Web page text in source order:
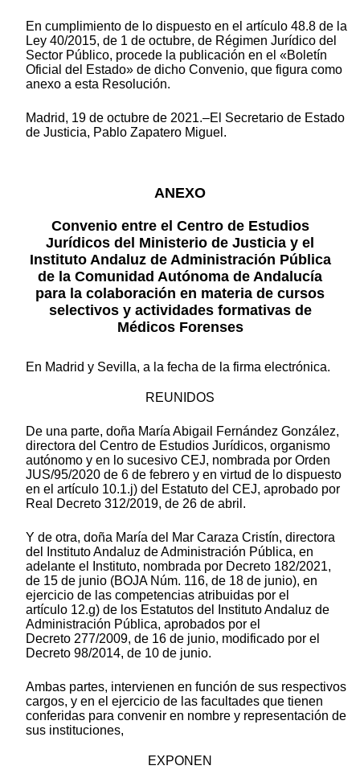
En cumplimiento de lo dispuesto en el artículo 48.8 de la
Ley 40/2015, de 1 de octubre, de Régimen Jurídico del
Sector Público, procede la publicación en el «Boletín
Oficial del Estado» de dicho Convenio, que figura como
anexo a esta Resolución.
Madrid, 19 de octubre de 2021.–El Secretario de Estado
de Justicia, Pablo Zapatero Miguel.
ANEXO
Convenio entre el Centro de Estudios
Jurídicos del Ministerio de Justicia y el
Instituto Andaluz de Administración Pública
de la Comunidad Autónoma de Andalucía
para la colaboración en materia de cursos
selectivos y actividades formativas de
Médicos Forenses
En Madrid y Sevilla, a la fecha de la firma electrónica.
REUNIDOS
De una parte, doña María Abigail Fernández González,
directora del Centro de Estudios Jurídicos, organismo
autónomo y en lo sucesivo CEJ, nombrada por Orden
JUS/95/2020 de 6 de febrero y en virtud de lo dispuesto
en el artículo 10.1.j) del Estatuto del CEJ, aprobado por
Real Decreto 312/2019, de 26 de abril.
Y de otra, doña María del Mar Caraza Cristín, directora
del Instituto Andaluz de Administración Pública, en
adelante el Instituto, nombrada por Decreto 182/2021,
de 15 de junio (BOJA Núm. 116, de 18 de junio), en
ejercicio de las competencias atribuidas por el
artículo 12.g) de los Estatutos del Instituto Andaluz de
Administración Pública, aprobados por el
Decreto 277/2009, de 16 de junio, modificado por el
Decreto 98/2014, de 10 de junio.
Ambas partes, intervienen en función de sus respectivos
cargos, y en el ejercicio de las facultades que tienen
conferidas para convenir en nombre y representación de
sus instituciones,
EXPONEN